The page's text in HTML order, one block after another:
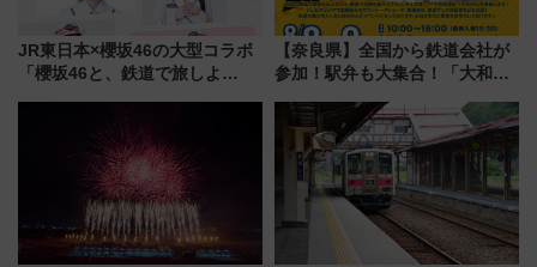
JR東日本×櫻坂46の大型コラボ
「櫻坂46と、鉄道で旅しよ
潟・長野・庄内へ
【奈良県】全国から鉄道会社が
参加！駅弁も大集合！「大和鉄